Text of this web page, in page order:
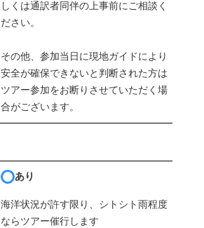
しくは通訳者同伴の上事前にご相談く
ださい。
その他、参加当日に現地ガイドにより
安全が確保できないと判断された方は
ツアー参加をお断りさせていただく場
合がございます。
あり
海洋状況が許す限り、シトシト雨程度
ならツアー催行します